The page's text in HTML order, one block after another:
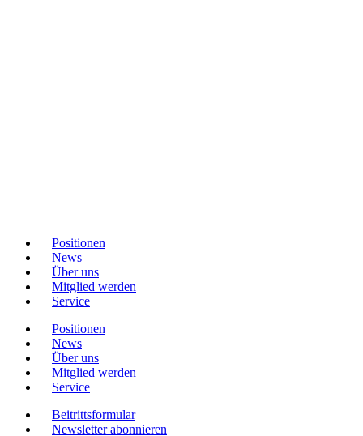
Positionen
News
Über uns
Mitglied werden
Service
Positionen
News
Über uns
Mitglied werden
Service
Beitrittsformular
Newsletter abonnieren